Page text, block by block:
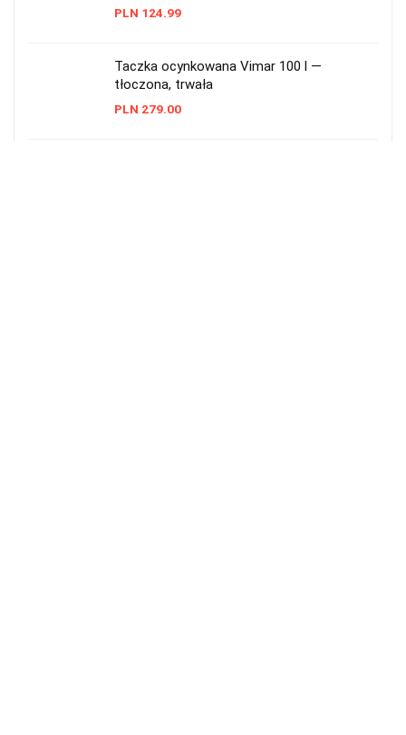
PLN 124.99
Taczka ocynkowana Vimar 100 l —
tłoczona, trwała
PLN 279.00